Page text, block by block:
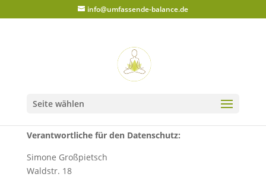
info@umfassende-balance.de
Seite wählen
Verantwortliche für den Datenschutz:
Simone Großpietsch
Waldstr. 18